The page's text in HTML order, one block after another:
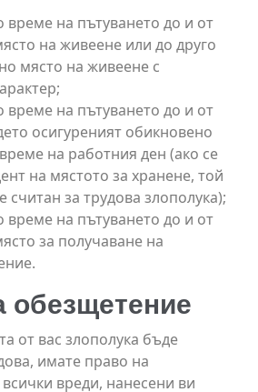
време на пътуването до и от
на живеене или до друго
място на живеене с
време на пътуването до и от
осигуреният обикновено
на работния ден (ако се
на мястото за хранене, той
считан за трудова злополука);
време на пътуването до и от
за получаване на
обезщетение
от вас злополука бъде
имате право на
вреди, нанесени ви